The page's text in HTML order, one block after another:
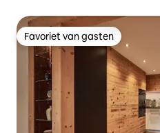
Favoriet van gasten
Favoriet van gasten